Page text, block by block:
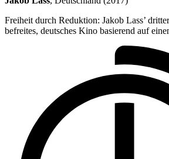
Freiheit durch Reduktion: Jakob Lass’
befreites, deutsches Kino basierend auf